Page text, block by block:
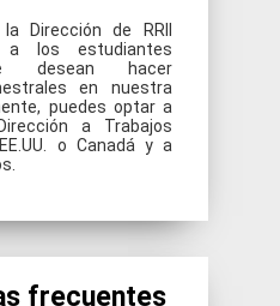
Dirección de RRII
los estudiantes
desean hacer
en nuestra
puedes optar a
a Trabajos
o Canadá y a
frecuentes